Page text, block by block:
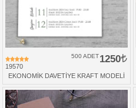
19570
1250
500 ADET
EKONOMİK DAVETİYE KRAFT MODELİ